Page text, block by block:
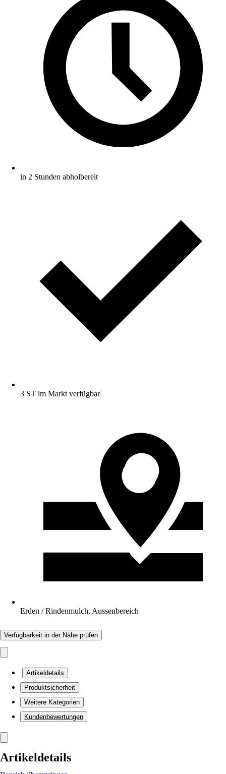
in 2 Stunden abholbereit
3 ST im Markt verfügbar
Erden / Rindenmulch, Aussenbereich
Verfügbarkeit in der Nähe prüfen
Artikeldetails
Produktsicherheit
Weitere Kategorien
Kundenbewertungen
Artikeldetails